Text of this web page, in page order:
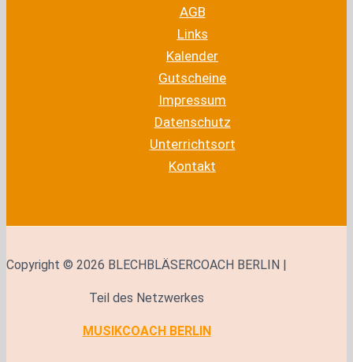
AGB
Links
Kalender
Gutscheine
Impressum
Datenschutz
Unterrichtsort
Kontakt
Copyright © 2026 BLECHBLÄSERCOACH BERLIN |
Teil des Netzwerkes
MUSIKCOACH BERLIN